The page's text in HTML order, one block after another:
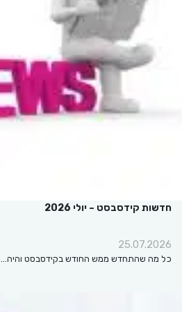
חדשות קידסבסט – יולי 2026
25.07.2026
כל מה שהתחדש ממש החודש בקידסבסט והיה…